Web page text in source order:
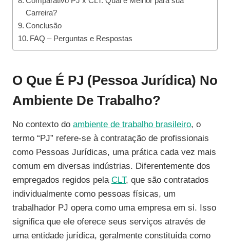
Carreira?
Conclusão
FAQ – Perguntas e Respostas
O Que É PJ (Pessoa Jurídica) No
Ambiente De Trabalho?
No contexto do ambiente de trabalho brasileiro, o
termo “PJ” refere-se à contratação de profissionais
como Pessoas Jurídicas, uma prática cada vez mais
comum em diversas indústrias. Diferentemente dos
empregados regidos pela CLT, que são contratados
individualmente como pessoas físicas, um
trabalhador PJ opera como uma empresa em si. Isso
significa que ele oferece seus serviços através de
uma entidade jurídica, geralmente constituída como